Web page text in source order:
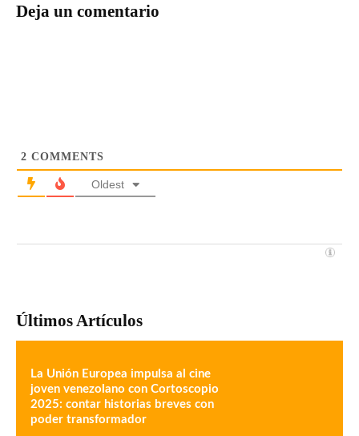
Deja un comentario
2 COMMENTS
Oldest
Últimos Artículos
La Unión Europea impulsa al cine
joven venezolano con Cortoscopio
2025: contar historias breves con
poder transformador